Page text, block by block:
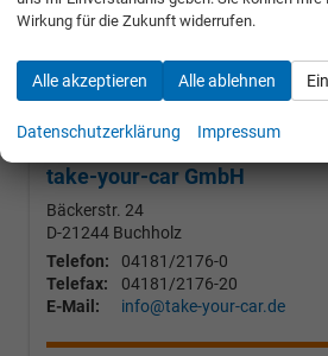
WEITERE
Konfigurator
take-your-car GmbH
Bäckerstr. 24
D-21244 Buchholz
Telefon:
04181/2176-0
Telefax:
04181/2176-20
E-Mail:
info@take-your-car.de
Wirkung für die Zukunft widerrufen.
Alle akzeptieren Alle ablehnen
Datenschutzerklärung Impressum